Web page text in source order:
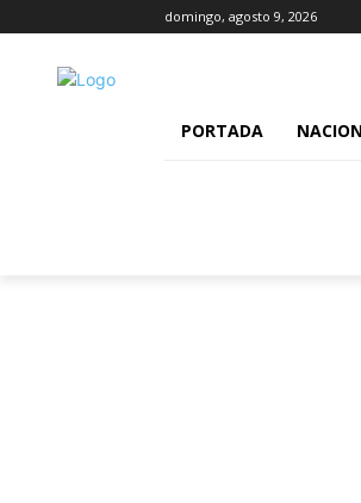
domingo, agosto 9, 2026
PORTADA